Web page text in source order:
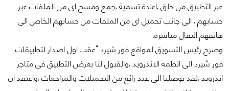
عبر التطبيق من خلق ,اعادة تسمية ,جمع ومسح اى من الملفات عبر
حسابهم , الى جانب تحميل اى من الملفات من حسابهم الخاص الى
هاتفهم النقال مباشرة.
وصرح رئيس التسويق لمواقع فور شيرد "عقب اول اصدار لتطبيقات
فور شيرد الى انظمة الاندرويد ,والقبول لنا بعرض التطبيق فى متاجر
اندرويد ,لقد توصلنا الى عدد رائع من التحميلات والمراجعات ,واعتقد ان